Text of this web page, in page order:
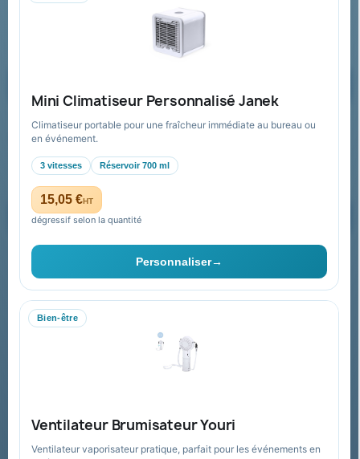
Mini Climatiseur Personnalisé Janek
Climatiseur portable pour une fraîcheur immédiate au bureau ou
en événement.
3 vitesses Réservoir 700 ml
15,05 €HT
dégressif selon la quantité
Personnaliser→
Bien-être
Ventilateur Brumisateur Youri
Ventilateur vaporisateur pratique, parfait pour les événements en
equipe@promenoch-goodies.com
Recevez nos offres spéciales
Vous pouvez vous désinscrire à tout moment. Vous trouverez pour
cela nos informations de contact dans les conditions d'utilisation du
site.
Collectivités & administrations
Devis, mandat administratif et facturation Chorus Pro
Espace collectivités